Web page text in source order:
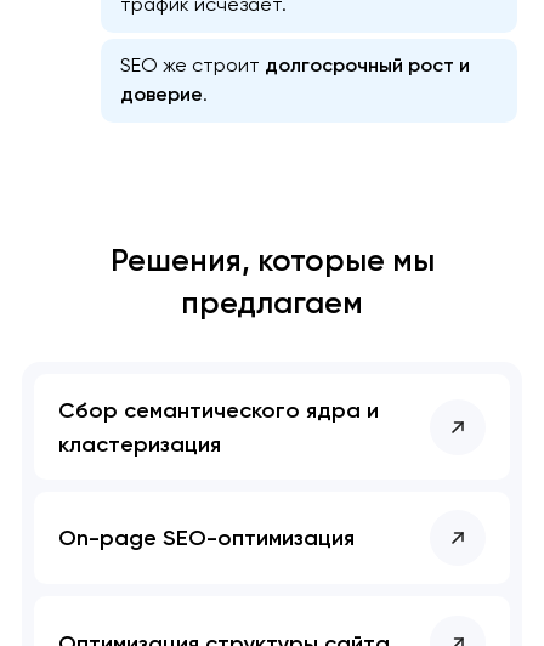
SEO же строит долгосрочный рост и
доверие.
Решения, которые мы
предлагаем
Сбор семантического ядра и
кластеризация
On-page SEO-оптимизация